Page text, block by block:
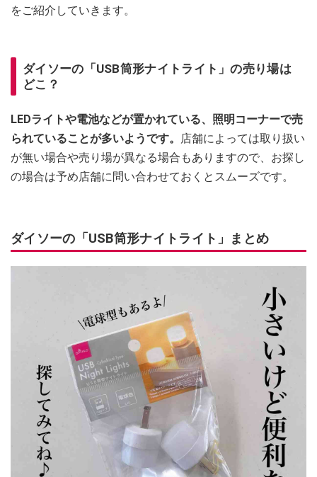
をご紹介していきます。
ダイソーの「USB筒形ナイトライト」の売り場は
どこ？
LEDライトや電池などが置かれている、照明コーナーで売
られていることが多いようです。
店舗によっては取り扱い
が無い場合や売り場が異なる場合もありますので、お探し
の場合は予め店舗に問い合わせておくとスムーズです。
ダイソーの「USB筒形ナイトライト」まとめ